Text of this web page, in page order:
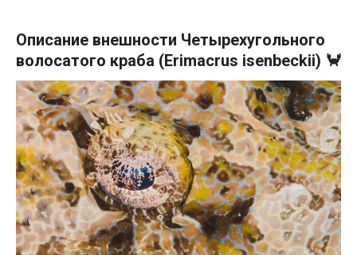
Описание внешности Четырехугольного
волосатого краба (Erimacrus isenbeckii) 🦀